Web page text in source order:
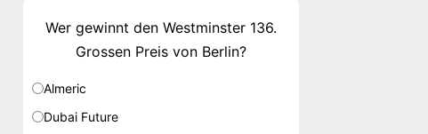
Wer gewinnt den Westminster 136.
Grossen Preis von Berlin?
Almeric
Dubai Future